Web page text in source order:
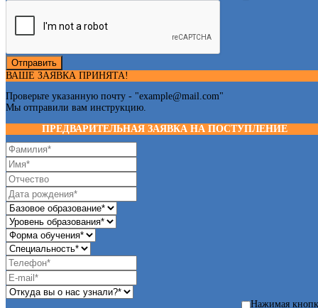
Отправить
ВАШЕ ЗАЯВКА ПРИНЯТА!
Проверьте указанную почту - "example@mail.com"
Мы отправили вам инструкцию.
ПРЕДВАРИТЕЛЬНАЯ ЗАЯВКА НА ПОСТУПЛЕНИЕ
Нажимая